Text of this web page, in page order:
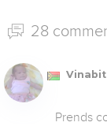
28
Prends